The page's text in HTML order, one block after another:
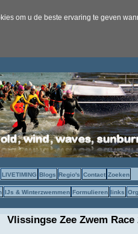
om u de beste ervaring te geven
LIVETIMING Blogs Regio's Contact Zoeken
IJs & Winterzwemmen Formulieren links
Vlissingse Zee Zwem Race